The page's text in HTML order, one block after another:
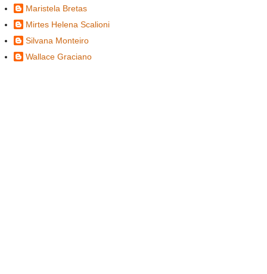
Maristela Bretas
Mirtes Helena Scalioni
Silvana Monteiro
Wallace Graciano